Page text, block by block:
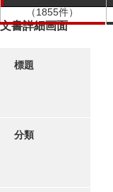
写真・絵はがき
検索システムの利用
（1855件）
文書詳細画面
標題
分類